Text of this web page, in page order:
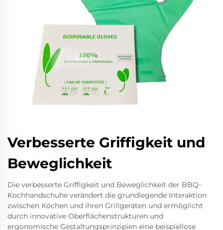
Verbesserte Griffigkeit und
Beweglichkeit
Die verbesserte Griffigkeit und Beweglichkeit der BBQ-
Kochhandschuhe verändert die grundlegende Interaktion
zwischen Köchen und ihren Grillgeräten und ermöglicht
durch innovative Oberflächenstrukturen und
ergonomische Gestaltungsprinzipien eine beispiellose